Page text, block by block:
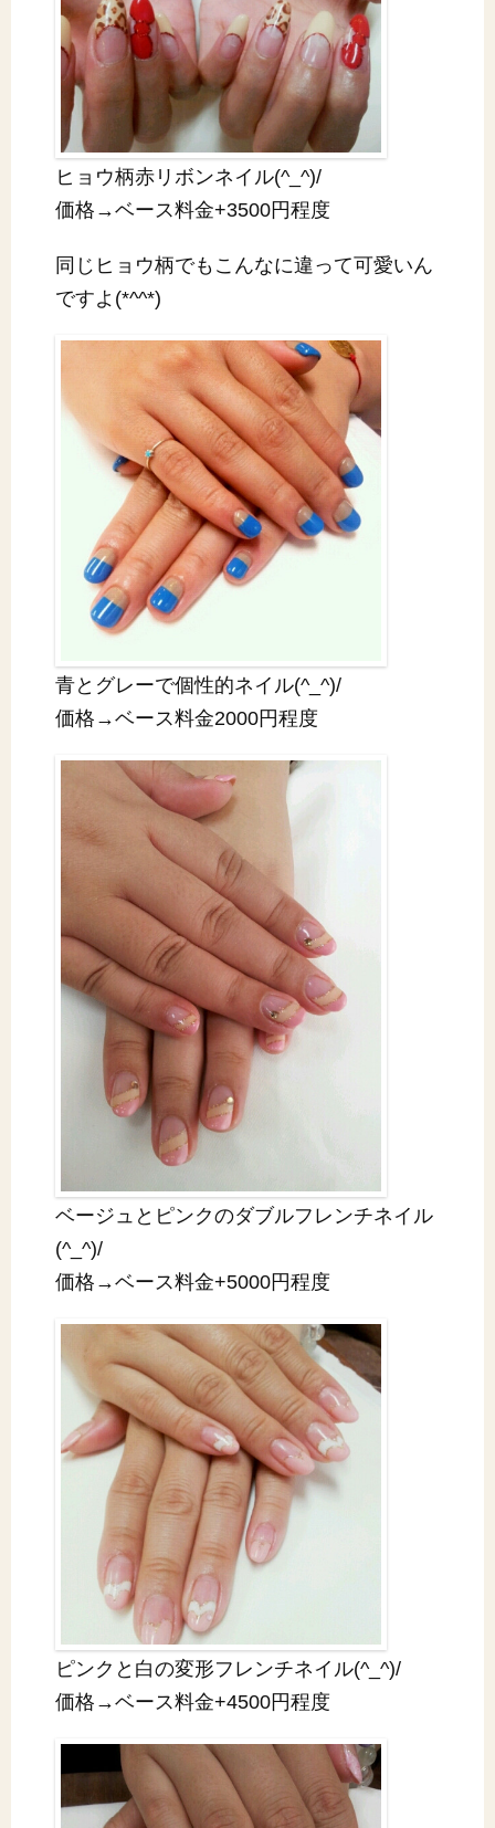
ヒョウ柄赤リボンネイル(^_^)/
価格→ベース料金+3500円程度
同じヒョウ柄でもこんなに違って可愛いん
ですよ(*^^*)
青とグレーで個性的ネイル(^_^)/
価格→ベース料金2000円程度
ベージュとピンクのダブルフレンチネイル
(^_^)/
価格→ベース料金+5000円程度
ピンクと白の変形フレンチネイル(^_^)/
価格→ベース料金+4500円程度